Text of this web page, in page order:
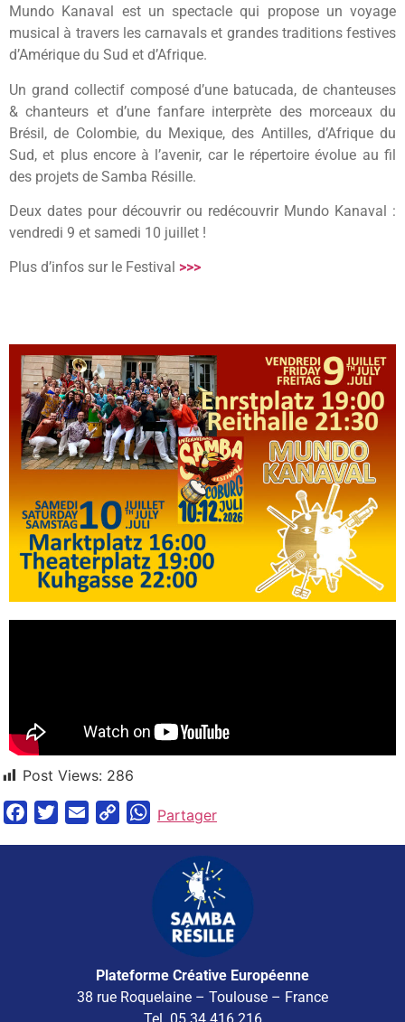
Mundo Kanaval est un spectacle qui propose un voyage
musical à travers les carnavals et grandes traditions festives
d’Amérique du Sud et d’Afrique.
Un grand collectif composé d’une batucada, dechanteuses
& chanteurs et d’une fanfare interprète des morceaux du
Brésil, de Colombie, du Mexique, des Antilles, d’Afrique du
Sud, et plus encore à l’avenir, car le répertoire évolue au fil
des projets de Samba Résille.
Deux dates pour découvrir ou redécouvrir Mundo Kanaval :
vendredi 9 et samedi 10 juillet !
Plus d’infos sur le Festival >>>
Post Views: 286
FacebookTwitterEmail
Copy WhatsApp
Partager
Plateforme Créative Européenne
38 rue Roquelaine – Toulouse – France